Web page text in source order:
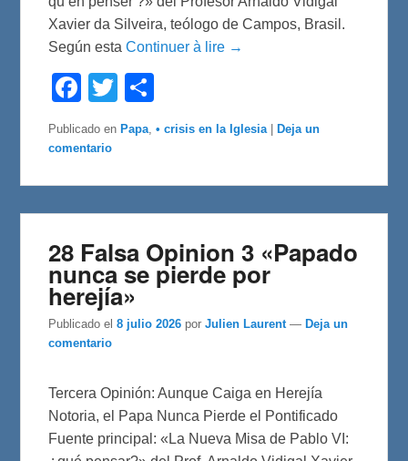
Xavier da Silveira, teólogo de Campos, Brasil.
Según estaContinuer à lire →
F
e
b
o
k
T
t
t
i
Publicado en Papa ,• crisis en la Iglesia
Deja un
comentario
28 Falsa Opinion 3 «Papado
nunca se pierde por
herejía»
Publicado el 8 julio 2026 porJulien Laurent —Deja un
comentario
Tercera Opinión: Aunque Caiga en Herejía
Notoria, el Papa Nunca Pierde el Pontificado
Fuente principal: «La Nueva Misa de Pablo VI: